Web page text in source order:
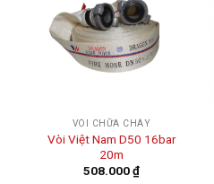
VÒI CHỮA CHÁY
Vòi Việt Nam D50 16bar
20m
508.000₫